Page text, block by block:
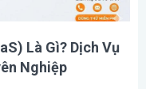
Là Gì? Dịch Vụ
Nghiệp